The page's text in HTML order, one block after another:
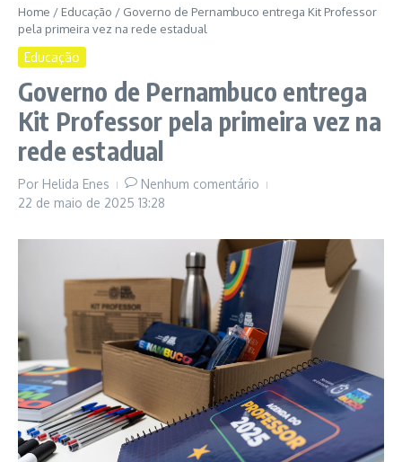
Home / Educação / Governo de Pernambuco entrega Kit Professor
pela primeira vez na rede estadual
Educação
Governo de Pernambuco entrega
Kit Professor pela primeira vez na
rede estadual
Por Helida Enes
Nenhum comentário
22 de maio de 2025 13:28